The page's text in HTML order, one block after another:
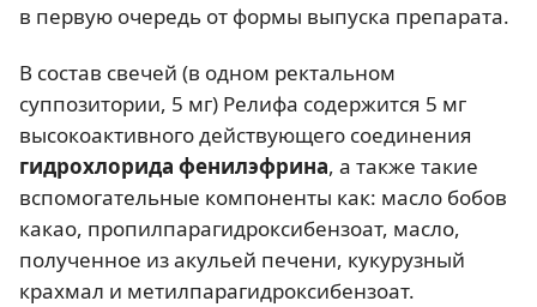
в первую очередь от формы выпуска препарата.
В состав свечей (в одном ректальном
суппозитории, 5 мг) Релифа содержится 5 мг
высокоактивного действующего соединения
гидрохлорида фенилэфрина, а также такие
вспомогательные компоненты как: масло бобов
какао, пропилпарагидроксибензоат, масло,
полученное из акульей печени, кукурузный
крахмал и метилпарагидроксибензоат.